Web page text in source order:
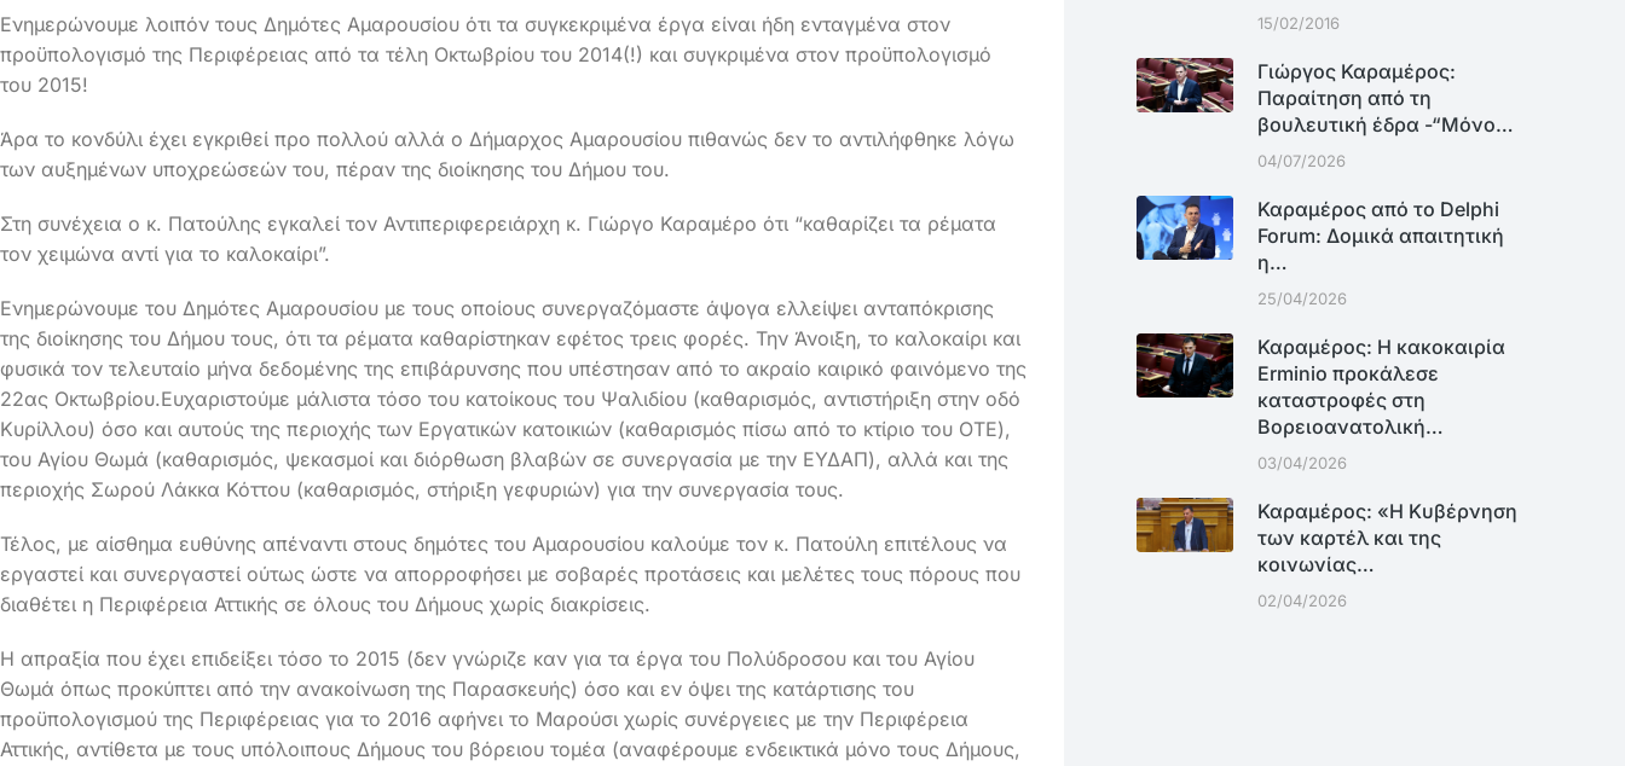
Ενημερώνουμε λοιπόν τους Δημότες Αμαρουσίου ότι τα συγκεκριμένα έργα είναι ήδη ενταγμένα στον
προϋπολογισμό της Περιφέρειας από τα τέλη Οκτωβρίου του 2014(!) και συγκριμένα στον προϋπολογισμό
του 2015!
Άρα το κονδύλι έχει εγκριθεί προ πολλού αλλά ο Δήμαρχος Αμαρουσίου πιθανώς δεν το αντιλήφθηκε λόγω
των αυξημένων υποχρεώσεών του, πέραν της διοίκησης του Δήμου του.
Στη συνέχεια ο κ. Πατούλης εγκαλεί τον Αντιπεριφερειάρχη κ. Γιώργο Καραμέρο ότι “καθαρίζει τα ρέματα
τον χειμώνα αντί για το καλοκαίρι”.
Ενημερώνουμε του Δημότες Αμαρουσίου με τους οποίους συνεργαζόμαστε άψογα ελλείψει ανταπόκρισης
της διοίκησης του Δήμου τους, ότι τα ρέματα καθαρίστηκαν εφέτος τρεις φορές. Την Άνοιξη, το καλοκαίρι και
φυσικά τον τελευταίο μήνα δεδομένης της επιβάρυνσης που υπέστησαν από το ακραίο καιρικό φαινόμενο της
22ας Οκτωβρίου.Ευχαριστούμε μάλιστα τόσο του κατοίκους του Ψαλιδίου (καθαρισμός, αντιστήριξη στην οδό
Κυρίλλου) όσο και αυτούς της περιοχής των Εργατικών κατοικιών (καθαρισμός πίσω από το κτίριο του ΟΤΕ),
του Αγίου Θωμά (καθαρισμός, ψεκασμοί και διόρθωση βλαβών σε συνεργασία με την ΕΥΔΑΠ), αλλά και της
περιοχής Σωρού Λάκκα Κόττου (καθαρισμός, στήριξη γεφυριών) για την συνεργασία τους.
Τέλος, με αίσθημα ευθύνης απέναντι στους δημότες του Αμαρουσίου καλούμε τον κ. Πατούλη επιτέλους να
εργαστεί και συνεργαστεί ούτως ώστε να απορροφήσει με σοβαρές προτάσεις και μελέτες τους πόρους που
διαθέτει η Περιφέρεια Αττικής σε όλους του Δήμους χωρίς διακρίσεις.
Η απραξία που έχει επιδείξει τόσο το 2015 (δεν γνώριζε καν για τα έργα του Πολύδροσου και του Αγίου
Θωμά όπως προκύπτει από την ανακοίνωση της Παρασκευής) όσο και εν όψει της κατάρτισης του
προϋπολογισμού της Περιφέρειας για το 2016 αφήνει το Μαρούσι χωρίς συνέργειες με την Περιφέρεια
Αττικής, αντίθετα με τους υπόλοιπους Δήμους του βόρειου τομέα (αναφέρουμε ενδεικτικά μόνο τους Δήμους,
15/02/2016
Γιώργος Καραμέρος:
Παραίτηση από τη
βουλευτική έδρα -“Μόνο…
04/07/2026
Καραμέρος από το Delphi
Forum: Δομικά απαιτητική
η…
25/04/2026
Καραμέρος: Η κακοκαιρία
Erminio προκάλεσε
καταστροφές στη
Βορειοανατολική…
03/04/2026
Καραμέρος: «Η Κυβέρνηση
των καρτέλ και της
κοινωνίας…
02/04/2026